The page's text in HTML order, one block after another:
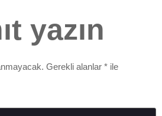
yazın
Gerekli alanlar * ile